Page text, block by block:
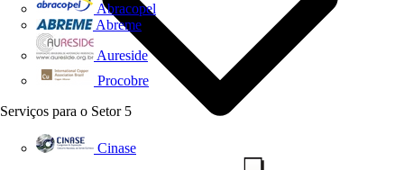
Abracopel
Abreme
Aureside
Procobre
Serviços para o Setor 5
Cinase